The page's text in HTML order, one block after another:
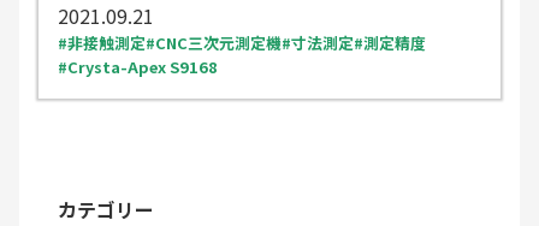
2021.09.21
非接触測定 CNC三次元測定機 寸法測定 測定精度
Crysta-Apex S9168
カテゴリー